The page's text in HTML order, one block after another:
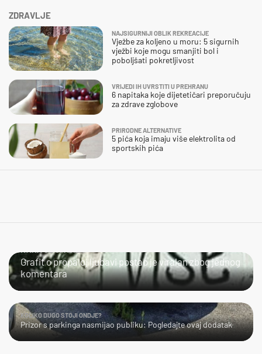
ZDRAVLJE
NAJSIGURNIJI OBLIK REKREACIJE
Vježbe za koljeno u moru: 5 sigurnih
vježbi koje mogu smanjiti bol i
poboljšati pokretljivost
VRIJEDI IH UVRSTITI U PREHRANU
6 napitaka koje dijetetičari preporučuju
za zdrave zglobove
PRIRODNE ALTERNATIVE
5 pića koja imaju više elektrolita od
sportskih pića
Grafit o propaloj ljubavi postao je viralan zbog jednog
komentara
KOLIKO DUGO STOJI ONDJE?
Prizor s parkinga nasmijao publiku: Pogledajte ovaj dodatak